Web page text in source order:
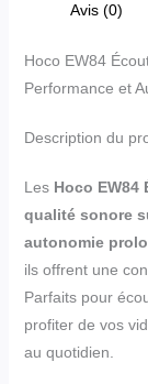
Avis (0)
Hoco EW84
Performance et
Description du
Les Hoco
qualité sonore
autonomie
ils offrent une
Parfaits pour
profiter de vos
au quotidien.